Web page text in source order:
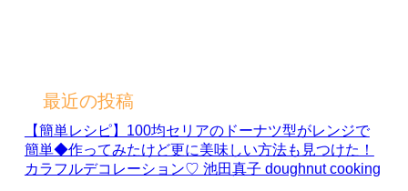
最近の投稿
【簡単レシピ】100均セリアのドーナツ型がレンジで
簡単◆作ってみたけど更に美味しい方法も見つけた！
カラフルデコレーション♡ 池田真子 doughnut cooking